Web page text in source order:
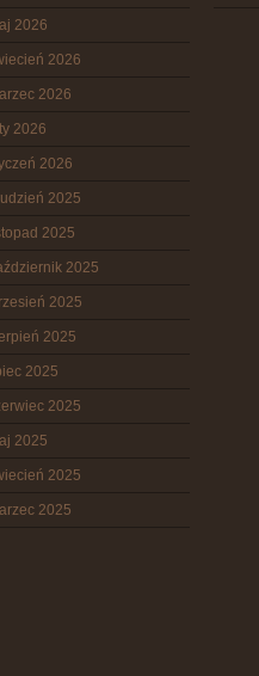
2026
2026
2026
2026
2026
2025
2025
2025
2025
2025
2025
2025
2025
2025
2025